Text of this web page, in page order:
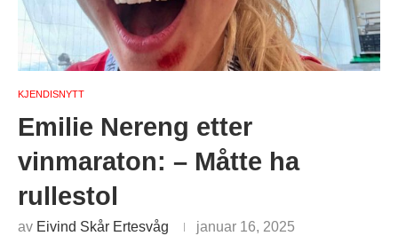
KJENDISNYTT
Emilie Nereng etter
vinmaraton: – Måtte ha
rullestol
av Eivind Skår Ertesvåg januar 16, 2025